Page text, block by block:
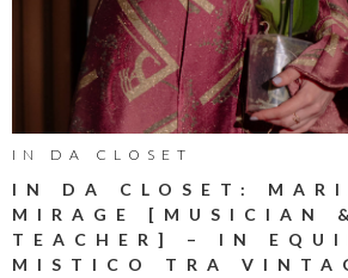
IN DA CLOSET
IN DA CLOSET:
MIRAGE [MUSICIAN
TEACHER] – IN
MISTICO TRA